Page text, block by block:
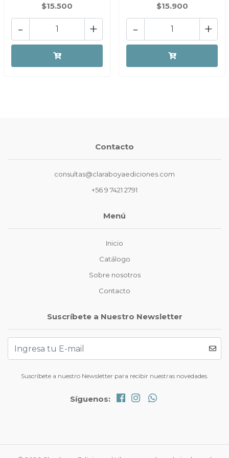
$15.500
+
-
$15.900
+
-
Contacto
consultas@claraboyaediciones.com
+56 9 7421 2791
Menú
Inicio
Catálogo
Sobre nosotros
Contacto
Suscríbete a Nuestro Newsletter
Suscríbete a nuestro Newsletter para recibir nuestras novedades.
Síguenos: